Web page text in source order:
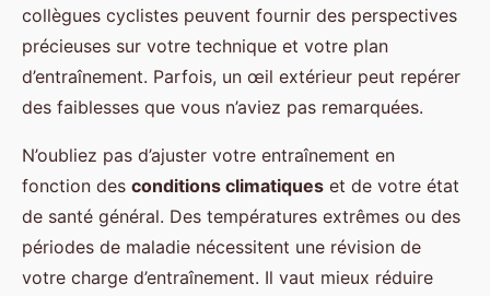
collègues cyclistes peuvent fournir des perspectives
précieuses sur votre technique et votre plan
d’entraînement. Parfois, un œil extérieur peut repérer
des faiblesses que vous n’aviez pas remarquées.
N’oubliez pas d’ajuster votre entraînement en
fonction des conditions climatiques et de votre état
de santé général. Des températures extrêmes ou des
périodes de maladie nécessitent une révision de
votre charge d’entraînement. Il vaut mieux réduire